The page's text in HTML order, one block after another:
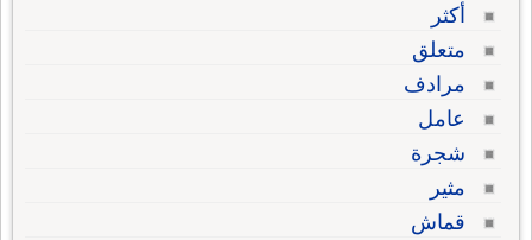
أكثر
متعلق
مرادف
عامل
شجرة
مثير
قماش